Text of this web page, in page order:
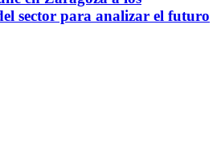
sector para analizar el futuro